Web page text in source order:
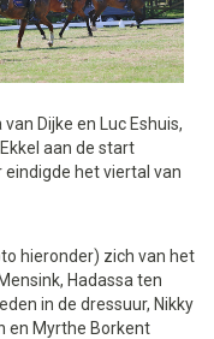
Dijke en Luc Eshuis,
aan de start
het viertal van
hieronder) zich van het
Hadassa ten
in de dressuur, Nikky
en Myrthe Borkent